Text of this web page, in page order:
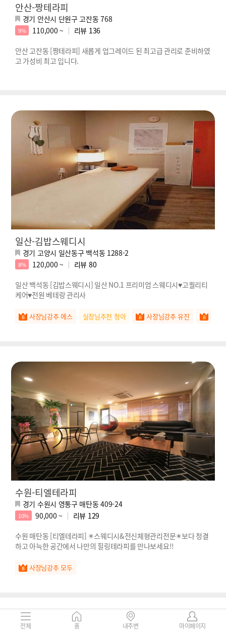
안산-짱테라피
경기 안산시 단원구 고잔동 768
9% 110,000 ~ 리뷰 136
안산 고잔동 [짱테라피] 새롭게 업그레이드 된 최고급 관리로 준비하였
고 가성비 최고 입니다.
일산-김밥스웨디시
경기 고양시 일산동구 백석동 1288-2
8% 120,000 ~ 리뷰 80
일산 백석동 [김밥스웨디시] 일산 NO.1 프리미엄 스웨디시♥고퀄리티
케어♥전원 베테랑 관리사
사장님강추 에스 실장님추천 청아 사장님강추 유진 사장
수원-티엘테라피
경기 수원시 영통구 매탄동 409-24
10% 90,000 ~ 리뷰 129
수원 매탄동 [티엘테라피] ✴️스웨디시&전신체형관리전문✴️보다 청결
하고 아늑한 공간에서 나만의 힐링테라피를 만나보세요!!
사장님강추 모두
전체 홈 내주변 마이페이지